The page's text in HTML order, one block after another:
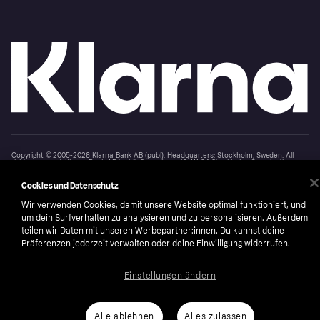
Copyright © 2005-2026 Klarna Bank AB (publ). Headquarters: Stockholm, Sweden. All
Cookies und Datenschutz
Wir verwenden Cookies, damit unsere Website optimal funktioniert, und
um dein Surfverhalten zu analysieren und zu personalisieren. Außerdem
teilen wir Daten mit unseren Werbepartner:innen. Du kannst deine
Präferenzen jederzeit verwalten oder deine Einwilligung widerrufen.
Alle ablehnen Alles zulassen
Einstellungen ändern